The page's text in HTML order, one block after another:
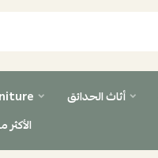
أثاث الحدائق
الأكثر